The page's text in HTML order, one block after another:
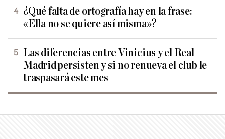
¿Qué falta de ortografía hay en la frase:
«Ella no se quiere así misma»?
Las diferencias entre Vinicius y el Real
Madrid persisten y si no renueva el club le
traspasará este mes